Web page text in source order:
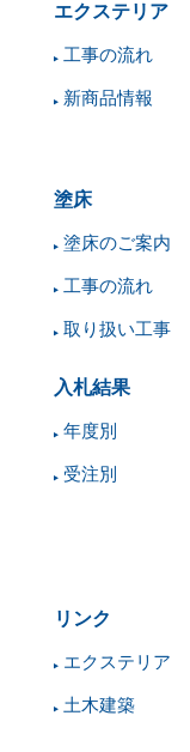
エクステリア
工事の流れ
新商品情報
塗床
塗床のご案内
工事の流れ
取り扱い工事
入札結果
年度別
受注別
リンク
エクステリア
土木建築